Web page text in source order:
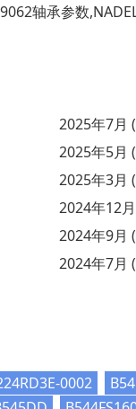
轴承参数
2025年7月
2025年5月
2025年3月
2024年12
2024年9月
2024年7月
0002